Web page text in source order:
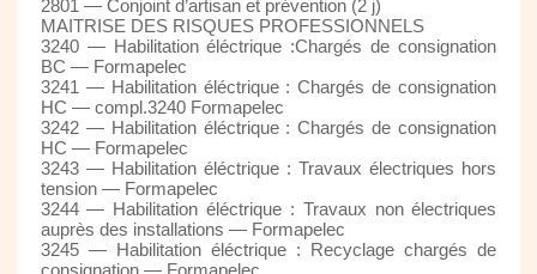
2801 — Conjoint d’artisan et prévention (2 j)
MAITRISE DES RISQUES PROFESSIONNELS
3240 — Habilitation éléctrique :Chargés de consignation
BC — Formapelec
3241 — Habilitation éléctrique : Chargés de consignation
HC — compl.3240 Formapelec
3242 — Habilitation éléctrique : Chargés de consignation
HC — Formapelec
3243 — Habilitation éléctrique : Travaux électriques hors
tension — Formapelec
3244 — Habilitation éléctrique : Travaux non électriques
auprès des installations — Formapelec
3245 — Habilitation éléctrique : Recyclage chargés de
consignation — Formapelec